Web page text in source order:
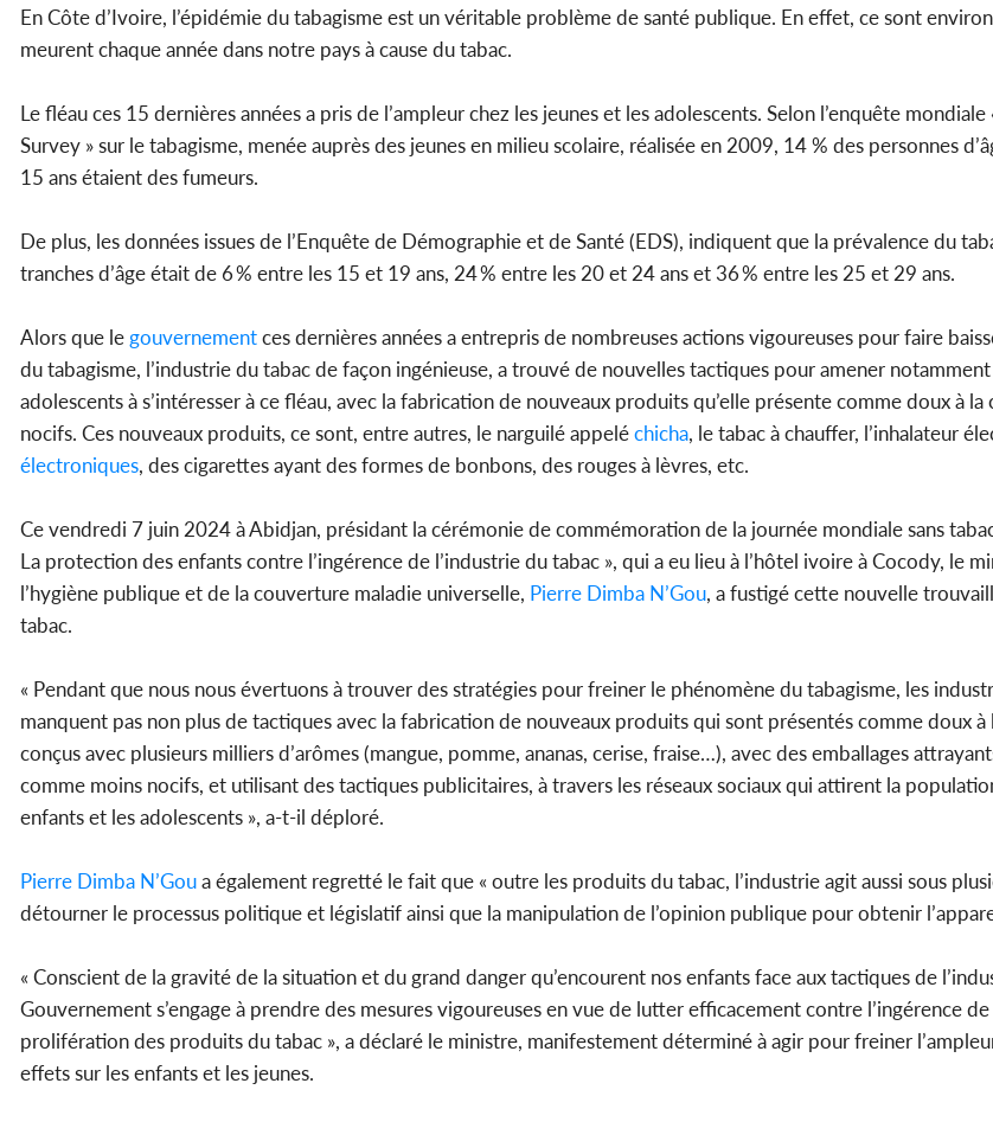
En Côte d’Ivoire, l’épidémie du tabagisme est un véritable problème de santé publique. En effet, ce sont
meurent chaque année dans notre pays à cause du tabac.
Le fléau ces 15 dernières années a pris de l’ampleur chez les jeunes et les adolescents. Selon l’enquête mondiale
Survey » sur le tabagisme, menée auprès des jeunes en milieu scolaire, réalisée en 2009, 14 % des personnes
15 ans étaient des fumeurs.
De plus, les données issues de l’Enquête de Démographie et de Santé (EDS), indiquent que la prévalence du
tranches d’âge était de 6 % entre les 15 et 19 ans, 24 % entre les 20 et 24 ans et 36 % entre les 25 et 29 ans.
Alors que le gouvernementces dernières années a entrepris de nombreuses actions vigoureuses pour faire
du tabagisme, l’industrie du tabac de façon ingénieuse, a trouvé de nouvelles tactiques pour amener
adolescents à s’intéresser à ce fléau, avec la fabrication de nouveaux produits qu’elle présente comme doux à
nocifs. Ces nouveaux produits, ce sont, entre autres, le narguilé appeléchicha, le tabac à chauffer, l’inhalateur
électroniques, des cigarettes ayant des formes de bonbons, des rouges à lèvres, etc.
Ce vendredi 7 juin 2024 à Abidjan, présidant la cérémonie de commémoration de la journée mondiale sans
La protection des enfants contre l’ingérence de l’industrie du tabac », qui a eu lieu à l’hôtel ivoire à Cocody, le
l’hygiène publique et de la couverture maladie universelle, Pierre Dimba N’Gou, a fustigé cette nouvelle
tabac.
« Pendant que nous nous évertuons à trouver des stratégies pour freiner le phénomène du tabagisme, les
manquent pas non plus de tactiques avec la fabrication de nouveaux produits qui sont présentés comme doux à
conçus avec plusieurs milliers d’arômes (mangue, pomme, ananas, cerise, fraise…), avec des emballages
comme moins nocifs, et utilisant des tactiques publicitaires, à travers les réseaux sociaux qui attirent la
enfants et les adolescents », a-t-il déploré.
Pierre Dimba N’Goua également regretté le fait que « outre les produits du tabac, l’industrie agit aussi sous
détourner le processus politique et législatif ainsi que la manipulation de l’opinion publique pour obtenir
« Conscient de la gravité de la situation et du grand danger qu’encourent nos enfants face aux tactiques de
Gouvernement s’engage à prendre des mesures vigoureuses en vue de lutter efficacement contre l’ingérence
prolifération des produits du tabac », a déclaré le ministre, manifestement déterminé à agir pour freiner
effets sur les enfants et les jeunes.